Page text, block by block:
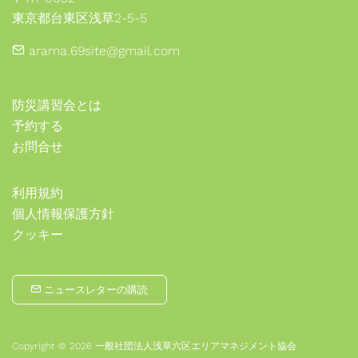
東京都台東区浅草2-5-5
arama.69site@gmail.com
防災講習会とは
予約する
お問合せ
利用規約
個人情報保護方針
クッキー
ニュースレターの購読
Copyright © 2026 一般社団法人浅草六区エリアマネジメント協会